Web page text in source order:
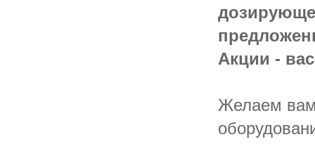
Акции -
Желаем вам